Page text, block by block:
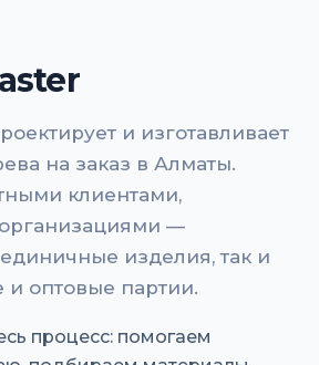
и изготавливает
на заказ в Алматы.
клиентами,
—
изделия, так и
и оптовые партии.
процесс: помогаем